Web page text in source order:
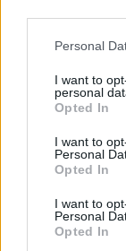
negar su
de su
rechazar tal
cualquier
visitando
Personal
I want to
personal
Opted In
I want to
Personal
Opted In
I want to
Personal
Opted In